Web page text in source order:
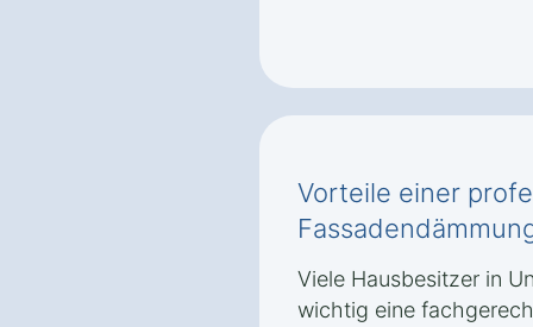
Vorteile einer
Viele Hausbesitzer in
wichtig eine